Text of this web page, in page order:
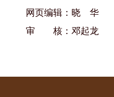
网页编辑：晓 华
审 核：邓起龙